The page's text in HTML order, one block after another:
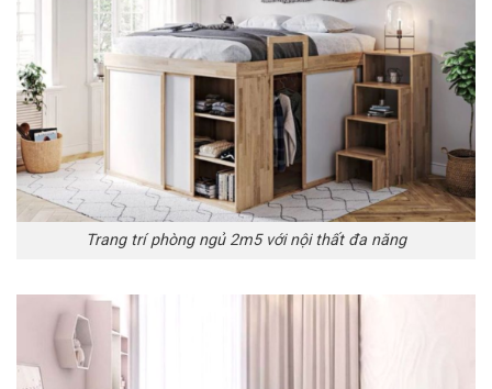
Trang trí phòng ngủ 2m5 với nội thất đa năng